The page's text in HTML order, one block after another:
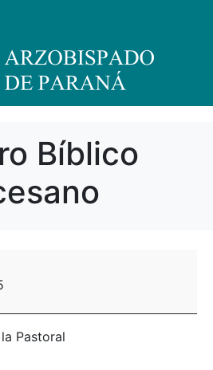
Bíblico
Pastoral